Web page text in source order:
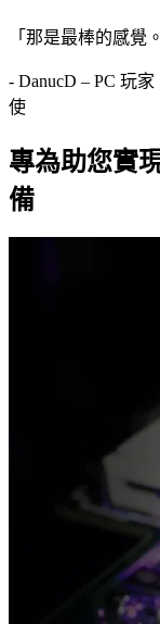
「那是最棒的感覺
- DanucD – PC 玩
使
專為助您實
備